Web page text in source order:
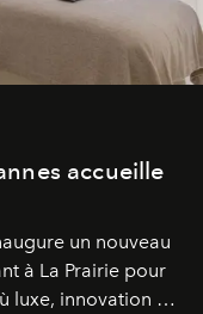
accueille
un nouveau
à La Prairie pour
luxe, innovation et